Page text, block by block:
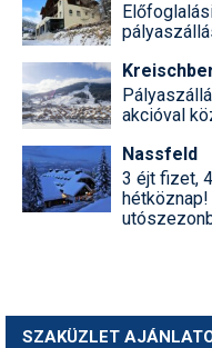
akcióval
Nassfeld
3 éjt fizet,
SZAKÜZLET